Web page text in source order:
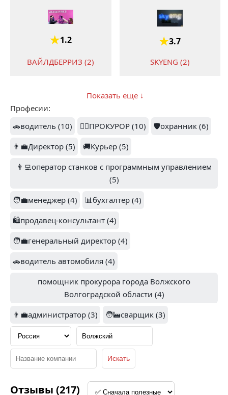
1.2
ВАЙЛДБЕРРИЗ (2)
3.7
SKYENG (2)
ПОКУПОЧКА (2)
3
1.7
МТС (1) ЛЕНТА (1)
1.4
Показать еще ↓
Професии:
🚗водитель (10)
👨‍⚖️ПРОКУРОР (10)
🛡️охранник (6)
👨‍💼Директор (5)
🚚Курьер (5)
👨‍💻оператор станков с программным управлением
(5)
🧑‍💼менеджер (4)
📊бухгалтер (4)
🛍️продавец-консультант (4)
🧑‍💼генеральный директор (4)
🚗водитель автомобиля (4)
помощник прокурора города Волжского
Волгоградской области (4)
👨‍💼администратор (3)
🧑‍🏭сварщик (3)
Отзывы (217)